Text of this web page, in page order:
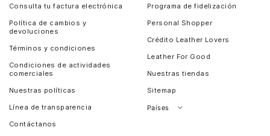
Consulta tu factura electrónica
Política de cambios y
devoluciones
Términos y condiciones
Condiciones de actividades
comerciales
Nuestras políticas
Línea de transparencia
Contáctanos
Programa de fidelización
Personal Shopper
Crédito Leather Lovers
Leather For Good
Nuestras tiendas
Sitemap
Países